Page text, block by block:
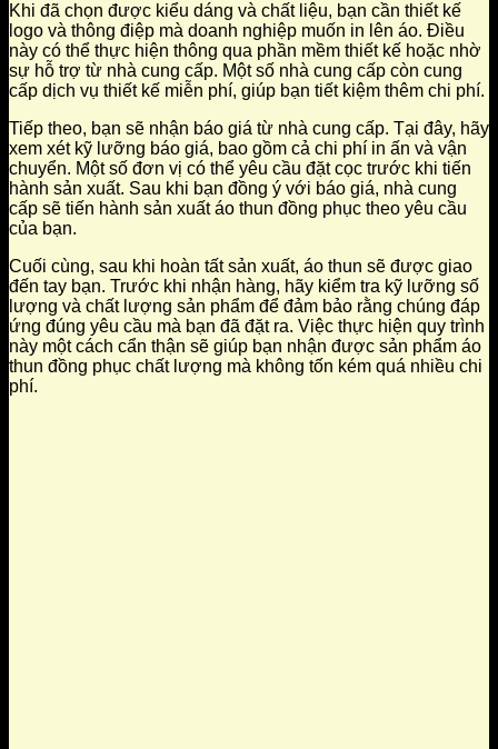
Khi đã chọn được kiểu dáng và chất liệu, bạn cần thiết kế
logo và thông điệp mà doanh nghiệp muốn in lên áo. Điều
này có thể thực hiện thông qua phần mềm thiết kế hoặc nhờ
sự hỗ trợ từ nhà cung cấp. Một số nhà cung cấp còn cung
cấp dịch vụ thiết kế miễn phí, giúp bạn tiết kiệm thêm chi phí.
Tiếp theo, bạn sẽ nhận báo giá từ nhà cung cấp. Tại đây, hãy
xem xét kỹ lưỡng báo giá, bao gồm cả chi phí in ấn và vận
chuyển. Một số đơn vị có thể yêu cầu đặt cọc trước khi tiến
hành sản xuất. Sau khi bạn đồng ý với báo giá, nhà cung
cấp sẽ tiến hành sản xuất áo thun đồng phục theo yêu cầu
của bạn.
Cuối cùng, sau khi hoàn tất sản xuất, áo thun sẽ được giao
đến tay bạn. Trước khi nhận hàng, hãy kiểm tra kỹ lưỡng số
lượng và chất lượng sản phẩm để đảm bảo rằng chúng đáp
ứng đúng yêu cầu mà bạn đã đặt ra. Việc thực hiện quy trình
này một cách cẩn thận sẽ giúp bạn nhận được sản phẩm áo
thun đồng phục chất lượng mà không tốn kém quá nhiều chi
phí.